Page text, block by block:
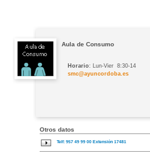
Aula de Consumo
Horario: Lun-Vier 8:30-14
smc@ayuncordoba.es
Otros datos
Telf: 957 49 99 00 Extensión 17481